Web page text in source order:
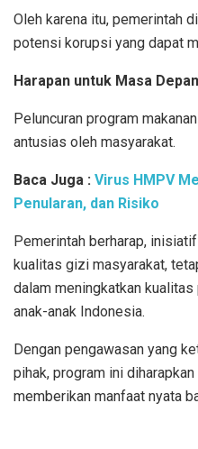
Oleh karena itu, pemerintah
potensi korupsi yang dapat
Harapan untuk Masa Depan
Peluncuran program
antusias oleh masyarakat.
Baca Juga : Virus HMPV
Penularan, dan Risiko
Pemerintah berharap,
kualitas gizi masyarakat,
dalam meningkatkan
anak-anak Indonesia.
Dengan pengawasan yang
pihak, program ini
memberikan manfaat nyata